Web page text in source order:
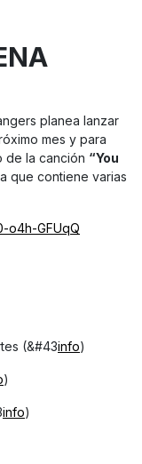
planea lanzar
mes y para
de la canción “You
que contiene varias
o4h-GFUqQ
(&#43info)
)
info)